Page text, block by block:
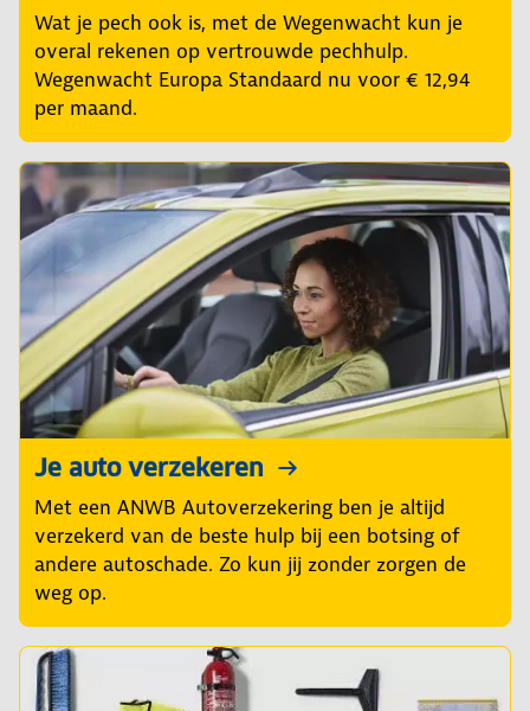
Wat je pech ook is, met de Wegenwacht kun je
overal rekenen op vertrouwde pechhulp.
Wegenwacht Europa Standaard nu voor € 12,94
per maand.
Je auto verzekeren
Met een ANWB Autoverzekering ben je altijd
verzekerd van de beste hulp bij een botsing of
andere autoschade. Zo kun jij zonder zorgen de
weg op.